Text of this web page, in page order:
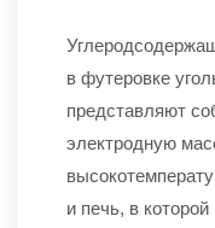
в футеровке
представляют
электродную
и печь, в